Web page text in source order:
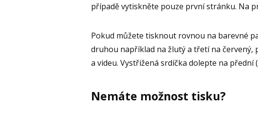
případě vytiskněte pouze první stránku. Na
Pokud můžete tisknout rovnou na barevné
druhou například na žlutý a třetí na
a videu. Vystřižená srdíčka dolepte na
Nemáte možnost tisku?